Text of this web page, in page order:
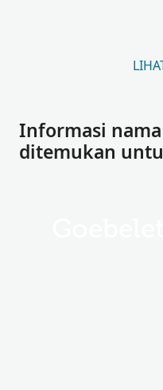
Informasi
ditemukan